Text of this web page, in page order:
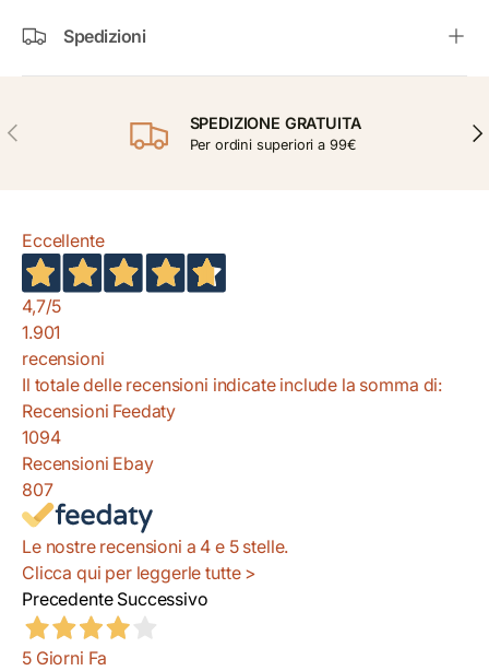
Spedizioni
INDIETRO SPEDIZIONE GRATUITA
Per ordini superiori a 99€
Eccellente
4,7/5
1.901
recensioni
Il totale delle recensioni indicate include la somma di:
Recensioni Feedaty
1094
Recensioni Ebay
807
Le nostre recensioni a 4 e 5 stelle.
Clicca qui per leggerle tutte >
Precedente Successivo
5 Giorni Fa